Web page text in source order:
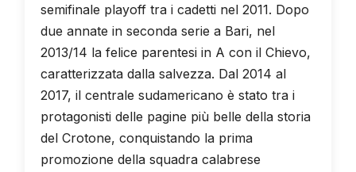
semifinale playoff tra i cadetti nel 2011. Dopo
due annate in seconda serie a Bari, nel
2013/14 la felice parentesi in A con il Chievo,
caratterizzata dalla salvezza. Dal 2014 al
2017, il centrale sudamericano è stato tra i
protagonisti delle pagine più belle della storia
del Crotone, conquistando la prima
promozione della squadra calabrese